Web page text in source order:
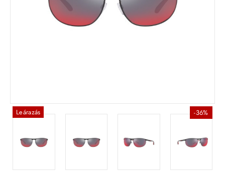
Leárazás -36%